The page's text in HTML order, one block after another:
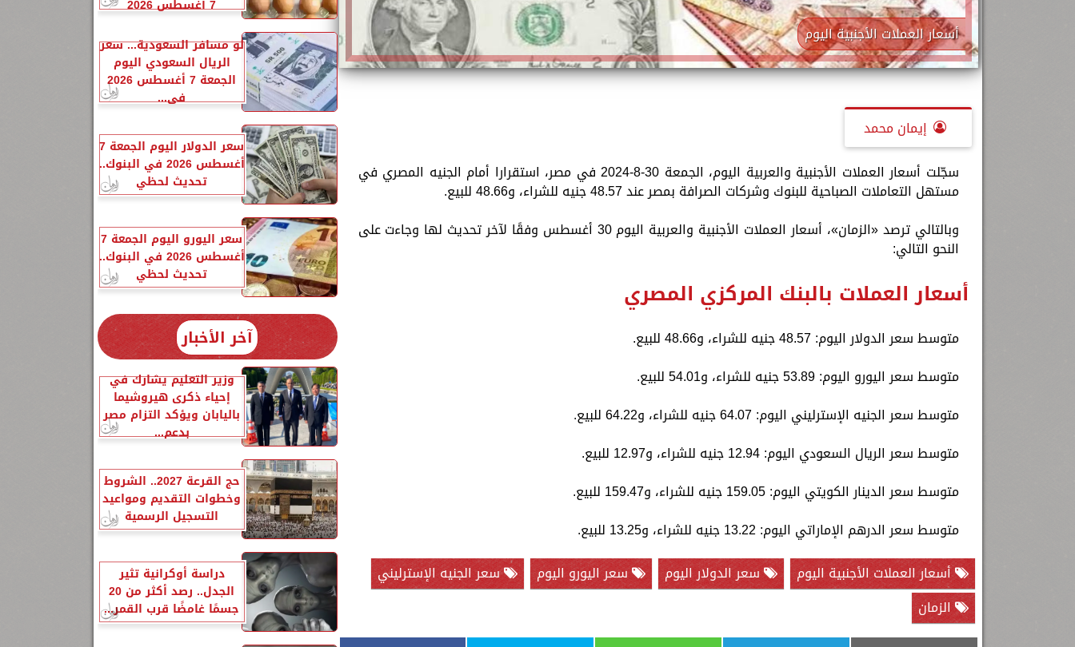
أسعار العملات الأجنبية اليوم
إيمان محمد
سجّلت أسعار العملات الأجنبية والعربية اليوم، الجمعة 30-8-2024 في مصر، استقرارا أمام الجنيه المصري في
مستهل التعاملات الصباحية للبنوك وشركات الصرافة بمصر عند 48.57 جنيه للشراء، و48.66 للبيع.
وبالتالي ترصد «الزمان»، أسعار العملات الأجنبية والعربية اليوم 30 أغسطس وفقًا لآخر تحديث لها وجاءت على
النحو التالي:
أسعار العملات بالبنك المركزي المصري
متوسط سعر الدولار اليوم: 48.57 جنيه للشراء، و48.66 للبيع.
متوسط سعر اليورو اليوم: 53.89 جنيه للشراء، و54.01 للبيع.
متوسط سعر الجنيه الإسترليني اليوم: 64.07 جنيه للشراء، و64.22 للبيع.
متوسط سعر الريال السعودي اليوم: 12.94 جنيه للشراء، و12.97 للبيع.
متوسط سعر الدينار الكويتي اليوم: 159.05 جنيه للشراء، و159.47 للبيع.
متوسط سعر الدرهم الإماراتي اليوم: 13.22 جنيه للشراء، و13.25 للبيع.
أسعار العملات الأجنبية اليوم
سعر الدولار اليوم سعر اليورو اليوم
سعر الجنيه الإسترليني
الزمان
7 أغسطس 2026
لو مسافر السعودية... سعر
الريال السعودي اليوم
الجمعة 7 أغسطس 2026
في...
سعر الدولار اليوم الجمعة 7
أغسطس 2026 في البنوك..
تحديث لحظي
سعر اليورو اليوم الجمعة 7
أغسطس 2026 في البنوك..
تحديث لحظي
آخر الأخبار
وزير التعليم يشارك في
إحياء ذكرى هيروشيما
باليابان ويؤكد التزام مصر
بدعم...
حج القرعة 2027.. الشروط
وخطوات التقديم ومواعيد
التسجيل الرسمية
دراسة أوكرانية تثير
الجدل.. رصد أكثر من 20
جسمًا غامضًا قرب القمر...